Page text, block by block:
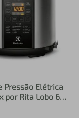
Pressão Elétrica
por Rita Lobo 6L